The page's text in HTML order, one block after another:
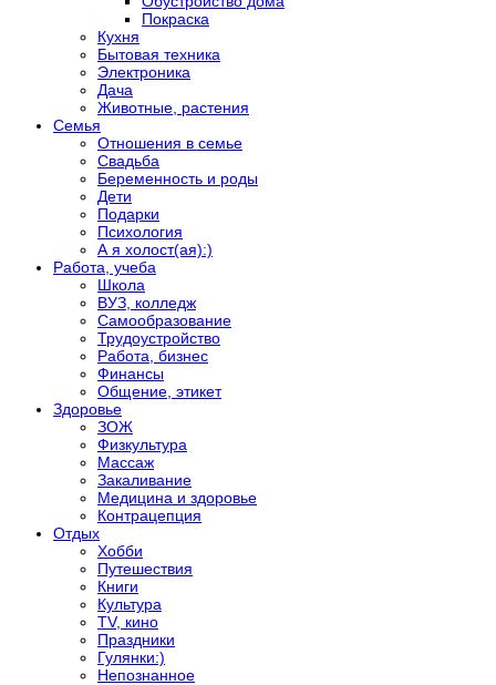
Покраска
Кухня
Бытовая техника
Электроника
Дача
Животные, растения
Семья
Отношения в семье
Свадьба
Беременность и роды
Дети
Подарки
Психология
А я холост(ая):)
Работа, учеба
Школа
ВУЗ, колледж
Самообразование
Трудоустройство
Работа, бизнес
Финансы
Общение, этикет
Здоровье
ЗОЖ
Физкультура
Массаж
Закаливание
Медицина и здоровье
Контрацепция
Отдых
Хобби
Путешествия
Книги
Культура
TV, кино
Праздники
Гулянки:)
Непознанное